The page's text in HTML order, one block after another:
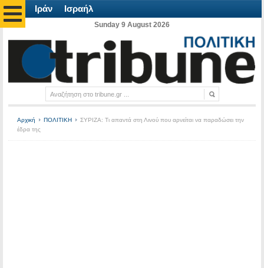
Ιράν Ισραήλ
Sunday 9 August 2026
Αρχική ΠΟΛΙΤΙΚΗ
ΣΥΡΙΖΑ: Τι απαντά στη Λινού που αρνείται να παραδώσει την
έδρα της